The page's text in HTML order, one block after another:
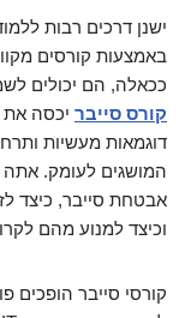
ישנן דרכים רבות
באמצעות קורסים
ככאלה, הם יכולים
קורס סייבר יכסה את
דוגמאות מעשיות
המושגים לעומק. אתה
אבטחת סייבר, כיצד
וכיצד למנוע מהם
קורסי סייבר הופכים